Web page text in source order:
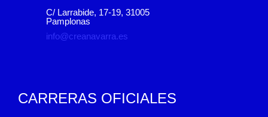
C/ Larrabide, 17-19, 31005
Pamplonas
info@creanavarra.es
CARRERAS OFICIALES